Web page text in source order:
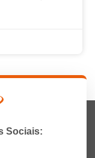
Sociais: